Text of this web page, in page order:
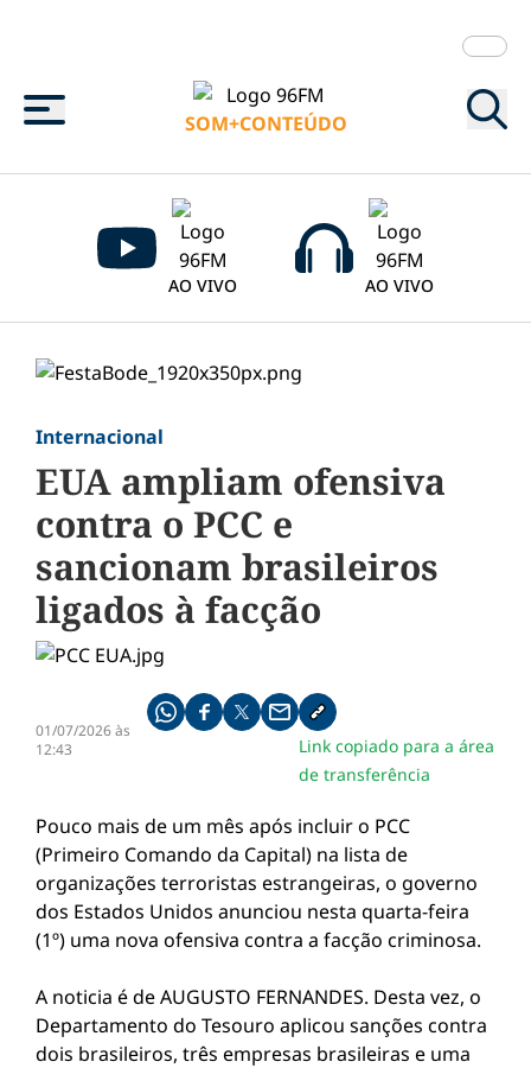
Menu
SOM+CONTEÚDO
AO VIVO AO VIVO
Internacional
EUA ampliam ofensiva
contra o PCC e
sancionam brasileiros
ligados à facção
01/07/2026 às
12:43
Compartilhe pelo whatsapp
Compartilhar no facebook
Compartilhar no twitter
Compartilhe pelo email
Copiar link da notícia
Link copiado para a área
de transferência
Pouco mais de um mês após incluir o PCC
(Primeiro Comando da Capital) na lista de
organizações terroristas estrangeiras, o governo
dos Estados Unidos anunciou nesta quarta-feira
(1º) uma nova ofensiva contra a facção criminosa.
A noticia é de AUGUSTO FERNANDES. Desta vez, o
Departamento do Tesouro aplicou sanções contra
dois brasileiros, três empresas brasileiras e uma